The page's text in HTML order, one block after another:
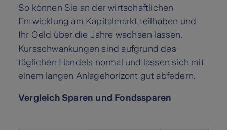
So können Sie an der wirtschaftlichen
Entwicklung am Kapitalmarkt teilhaben und
Ihr Geld über die Jahre wachsen lassen.
Kursschwankungen sind aufgrund des
täglichen Handels normal und lassen sich mit
einem langen Anlagehorizont gut abfedern.
Vergleich Sparen und Fondssparen